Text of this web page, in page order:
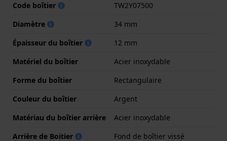
Code boîtier
TW2Y07500
Diamètre
34 mm
Épaisseur du boîtier
12 mm
Matériel du boîtier
Acier inoxydable
Forme du boîtier
Rectangulaire
Couleur du boîtier
Argent
Matériau du boîtier arrière
Acier inoxydable
Arrière de Boitier
Fond de boîtier vissé